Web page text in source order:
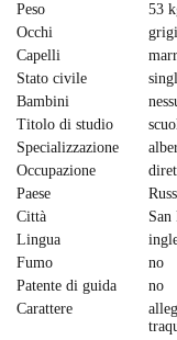
Peso
53
Occhi
grigi
Capelli
Stato civile
Bambini
Titolo di studio
Specializzazione
Occupazione
Paese
Città
San
Lingua
Fumo
no
Patente di guida
no
Carattere